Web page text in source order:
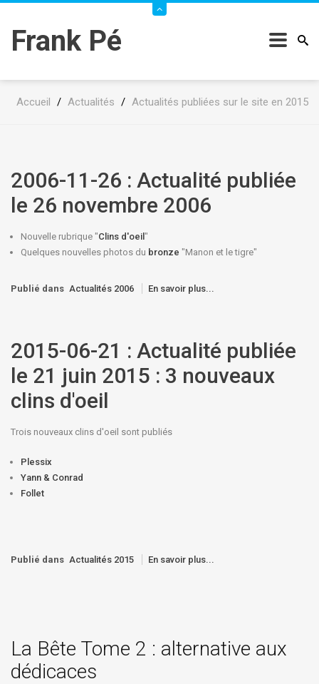
Frank Pé
Accueil / Actualités / Actualités publiées sur le site en 2015
2006-11-26 : Actualité publiée
le 26 novembre 2006
Nouvelle rubrique "Clins d'oeil "
Quelques nouvelles photos du bronze "Manon et le tigre"
Publié dans Actualités 2006 En savoir plus...
2015-06-21 : Actualité publiée
le 21 juin 2015 : 3 nouveaux
clins d'oeil
Trois nouveaux clins d'oeil sont publiés
Plessix
Yann & Conrad
Follet
Publié dans Actualités 2015 En savoir plus...
La Bête Tome 2 : alternative aux
dédicaces